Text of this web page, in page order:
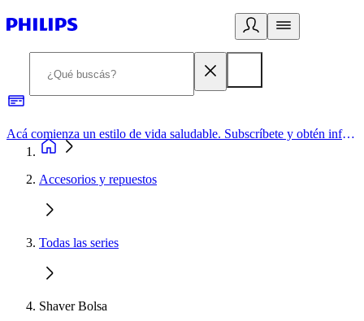
Acá comienza un estilo de vida saludable. Subscríbete y obtén información de primera mano
Accesorios y repuestos
Todas las series
Shaver Bolsa